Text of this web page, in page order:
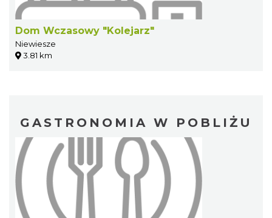
Dom Wczasowy "Kolejarz"
Niewiesze
3.81 km
GASTRONOMIA W POBLIŻU